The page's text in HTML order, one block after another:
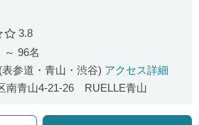
口コミ評価
3.8
～ 96名
参道・青山・渋谷) アクセス詳細
南青山4-21-26 RUELLE青山